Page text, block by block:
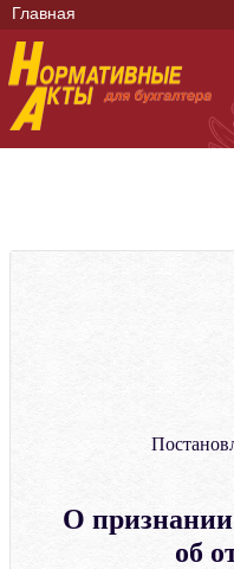
Главная
О
об